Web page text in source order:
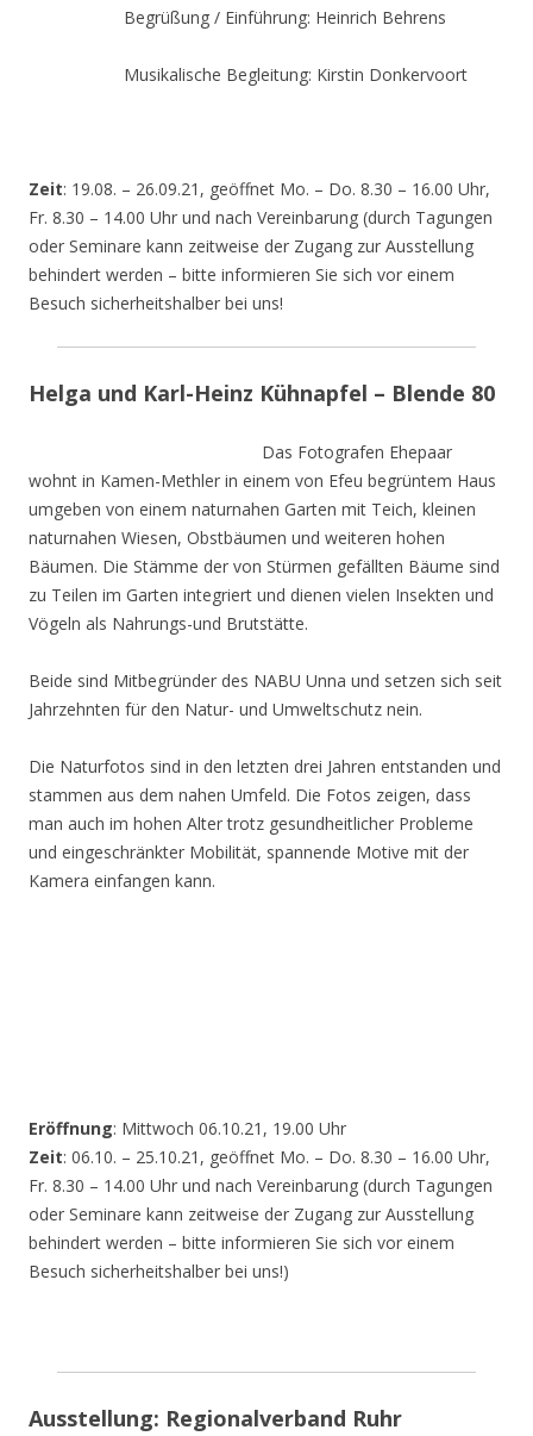
Begrüßung / Einführung: Heinrich Behrens
Musikalische Begleitung: Kirstin Donkervoort
Zeit: 19.08. – 26.09.21, geöffnet Mo. – Do. 8.30 – 16.00 Uhr,
Fr. 8.30 – 14.00 Uhr und nach Vereinbarung (durch Tagungen
oder Seminare kann zeitweise der Zugang zur Ausstellung
behindert werden – bitte informieren Sie sich vor einem
Besuch sicherheitshalber bei uns!
Helga und Karl-Heinz Kühnapfel – Blende 80
Das Fotografen Ehepaar
wohnt in Kamen-Methler in einem von Efeu begrüntem Haus
umgeben von einem naturnahen Garten mit Teich, kleinen
naturnahen Wiesen, Obstbäumen und weiteren hohen
Bäumen. Die Stämme der von Stürmen gefällten Bäume sind
zu Teilen im Garten integriert und dienen vielen Insekten und
Vögeln als Nahrungs-und Brutstätte.
Beide sind Mitbegründer des NABU Unna und setzen sich seit
Jahrzehnten für den Natur- und Umweltschutz nein.
Die Naturfotos sind in den letzten drei Jahren entstanden und
stammen aus dem nahen Umfeld. Die Fotos zeigen, dass
man auch im hohen Alter trotz gesundheitlicher Probleme
und eingeschränkter Mobilität, spannende Motive mit der
Kamera einfangen kann.
Eröffnung: Mittwoch 06.10.21, 19.00 Uhr
Zeit: 06.10. – 25.10.21, geöffnet Mo. – Do. 8.30 – 16.00 Uhr,
Fr. 8.30 – 14.00 Uhr und nach Vereinbarung (durch Tagungen
oder Seminare kann zeitweise der Zugang zur Ausstellung
behindert werden – bitte informieren Sie sich vor einem
Besuch sicherheitshalber bei uns!)
Ausstellung: Regionalverband Ruhr